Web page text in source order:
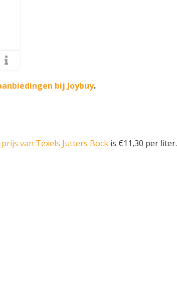
bij Joybuy.
prijs van Texels Jutters Bock is €11,30 per liter.